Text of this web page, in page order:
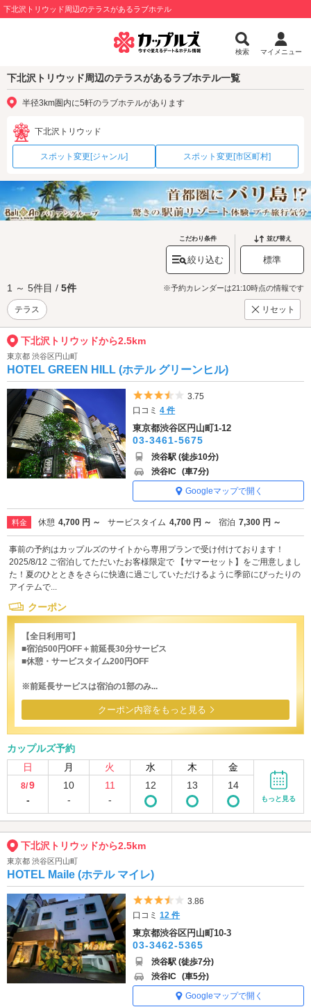
下北沢トリウッド周辺のテラスがあるラブホテル
検索 マイメニュー
下北沢トリウッド周辺のテラスがあるラブホテル一覧
半径3km圏内に5軒のラブホテルがあります
下北沢トリウッド
スポット変更[ジャンル] スポット変更[市区町村]
こだわり条件
絞り込む
並び替え
標準
1 ～ 5件目 / 5件 ※予約カレンダーは21:10時点の情報です
テラス リセット
下北沢トリウッドから2.5km
東京都 渋谷区円山町
HOTEL GREEN HILL (ホテル グリーンヒル)
5つ星のうち3.5
3.75
口コミ4 件
東京都渋谷区円山町1-12
03-3461-5675
渋谷駅 (徒歩10分)
渋谷IC (車7分)
Googleマップで開く
料金 休憩 4,700 円 ～ サービスタイム 4,700 円 ～ 宿泊 7,300 円 ～
事前の予約はカップルズのサイトから専用プランで受け付けております！
2025/8/12 ご宿泊してただいたお客様限定で 【サマーセット】をご用意しまし
た！夏のひとときをさらに快適に過ごしていただけるように季節にぴったりの
アイテムで...
クーポン
【全日利用可】
■宿泊500円OFF＋前延長30分サービス
■休憩・サービスタイム200円OFF
※前延長サービスは宿泊の1部のみ...
クーポン内容をもっと見る
カップルズ予約
日
月 火 水 木 金
8/9
-
10
-
11
-
12 13 14
もっと見る
下北沢トリウッドから2.5km
東京都 渋谷区円山町
HOTEL Maile (ホテル マイレ)
5つ星のうち3.5
3.86
口コミ12 件
東京都渋谷区円山町10-3
03-3462-5365
渋谷駅 (徒歩7分)
渋谷IC (車5分)
Googleマップで開く